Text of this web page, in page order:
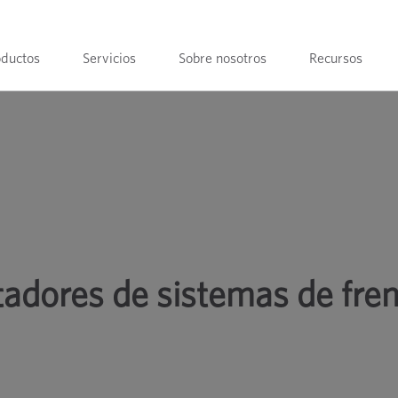
Servicios Sobre nosotros Recursos
de sistemas de